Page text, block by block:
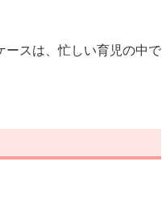
ースは、忙しい育児の中で